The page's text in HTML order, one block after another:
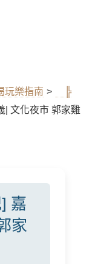
玩樂指南 >
╠
| 文化夜市 郭家雞
嘉
家